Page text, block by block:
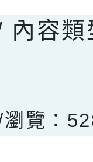
容類
覽：